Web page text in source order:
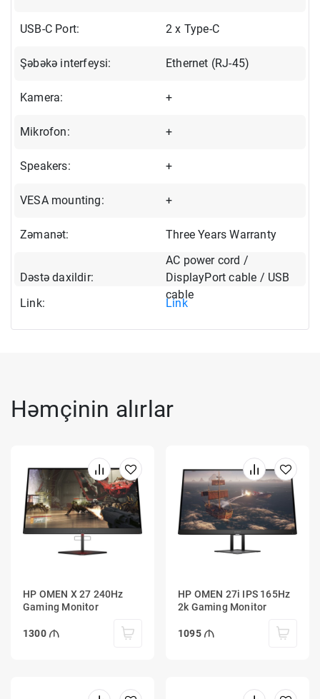
USB-C Port: 2 x Type-C
Şəbəkə interfeysi: Ethernet (RJ-45)
Kamera: +
Mikrofon: +
Speakers: +
VESA mounting: +
Zəmanət: Three Years Warranty
Dəstə daxildir:
AC power cord /
DisplayPort cable / USB
cable
Link: Link
Həmçinin alırlar
HP OMEN X 27 240Hz
Gaming Monitor
1300
HP OMEN 27i IPS 165Hz
2k Gaming Monitor
1095